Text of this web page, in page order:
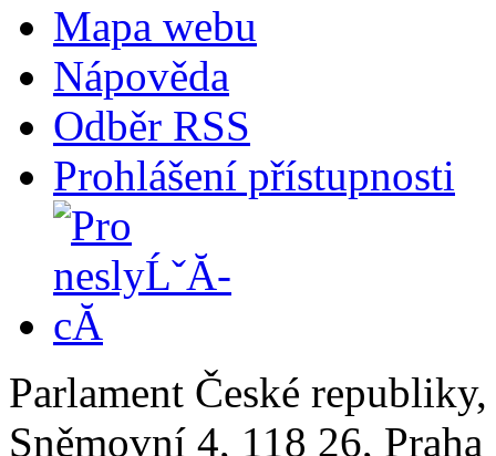
Mapa webu
Nápověda
Odběr RSS
Prohlášení přístupnosti
Parlament České
Sněmovní 4, 118 26,